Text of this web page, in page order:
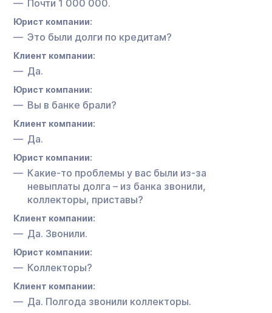
Почти 1 000 000.
Юрист компании:
Это были долги по кредитам?
Клиент компании:
Да.
Юрист компании:
Вы в банке брали?
Клиент компании:
Да.
Юрист компании:
Какие-то проблемы у вас были из-за
невыплаты долга – из банка звонили,
коллекторы, приставы?
Клиент компании:
Да. Звонили.
Юрист компании:
Коллекторы?
Клиент компании:
Да. Полгода звонили коллекторы.